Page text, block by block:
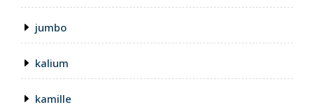
jumbo
kalium
kamille